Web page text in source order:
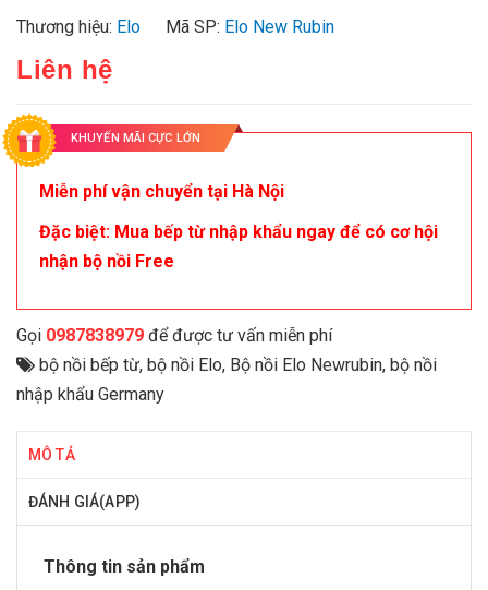
Thương hiệu: Elo Mã SP: Elo New Rubin
Liên hệ
KHUYẾN MÃI CỰC LỚN
Miễn phí vận chuyển tại Hà Nội
Đặc biệt: Mua bếp từ nhập khẩu ngay để có cơ hội
nhận bộ nồi Free
Gọi 0987838979 để được tư vấn miễn phí
bộ nồi bếp từ, bộ nồi Elo, Bộ nồi Elo Newrubin, bộ nồi
nhập khẩu Germany
MÔ TẢ
ĐÁNH GIÁ(APP)
Thông tin sản phẩm